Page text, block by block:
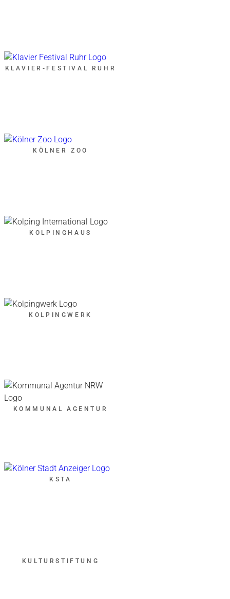
KLAVIER-FESTIVAL RUHR
KÖLNER ZOO
KOLPINGHAUS
KOLPINGWERK
KOMMUNAL AGENTUR
KSTA
KULTURSTIFTUNG